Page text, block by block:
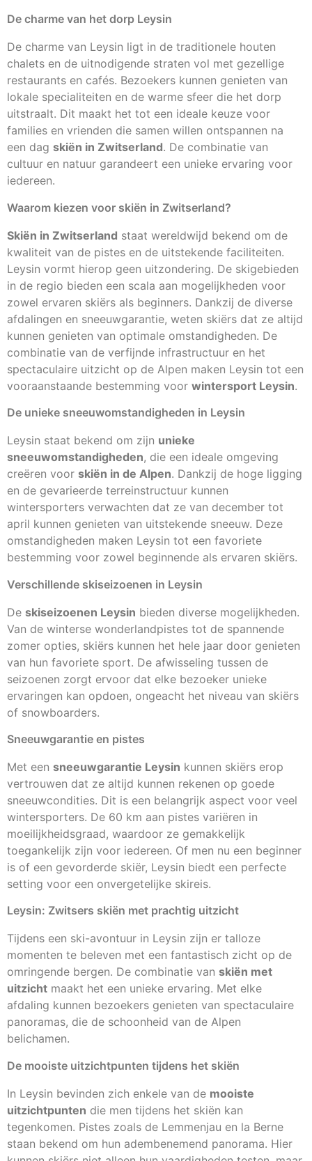
De charme van het dorp Leysin
De charme van Leysin ligt in de traditionele houten
chalets en de uitnodigende straten vol met gezellige
restaurants en cafés. Bezoekers kunnen genieten van
lokale specialiteiten en de warme sfeer die het dorp
uitstraalt. Dit maakt het tot een ideale keuze voor
families en vrienden die samen willen ontspannen na
een dag skiën in Zwitserland. De combinatie van
cultuur en natuur garandeert een unieke ervaring voor
iedereen.
Waarom kiezen voor skiën in Zwitserland?
Skiën in Zwitserland staat wereldwijd bekend om de
kwaliteit van de pistes en de uitstekende faciliteiten.
Leysin vormt hierop geen uitzondering. De skigebieden
in de regio bieden een scala aan mogelijkheden voor
zowel ervaren skiërs als beginners. Dankzij de diverse
afdalingen en sneeuwgarantie, weten skiërs dat ze altijd
kunnen genieten van optimale omstandigheden. De
combinatie van de verfijnde infrastructuur en het
spectaculaire uitzicht op de Alpen maken Leysin tot een
vooraanstaande bestemming voor wintersport Leysin.
De unieke sneeuwomstandigheden in Leysin
Leysin staat bekend om zijn unieke
sneeuwomstandigheden, die een ideale omgeving
creëren voor skiën in de Alpen. Dankzij de hoge ligging
en de gevarieerde terreinstructuur kunnen
wintersporters verwachten dat ze van december tot
april kunnen genieten van uitstekende sneeuw. Deze
omstandigheden maken Leysin tot een favoriete
bestemming voor zowel beginnende als ervaren skiërs.
Verschillende skiseizoenen in Leysin
De skiseizoenen Leysin bieden diverse mogelijkheden.
Van de winterse wonderlandpistes tot de spannende
zomer opties, skiërs kunnen het hele jaar door genieten
van hun favoriete sport. De afwisseling tussen de
seizoenen zorgt ervoor dat elke bezoeker unieke
ervaringen kan opdoen, ongeacht het niveau van skiërs
of snowboarders.
Sneeuwgarantie en pistes
Met een sneeuwgarantie Leysin kunnen skiërs erop
vertrouwen dat ze altijd kunnen rekenen op goede
sneeuwcondities. Dit is een belangrijk aspect voor veel
wintersporters. De 60 km aan pistes variëren in
moeilijkheidsgraad, waardoor ze gemakkelijk
toegankelijk zijn voor iedereen. Of men nu een beginner
is of een gevorderde skiër, Leysin biedt een perfecte
setting voor een onvergetelijke skireis.
Leysin: Zwitsers skiën met prachtig uitzicht
Tijdens een ski-avontuur in Leysin zijn er talloze
momenten te beleven met een fantastisch zicht op de
omringende bergen. De combinatie van skiën met
uitzicht maakt het een unieke ervaring. Met elke
afdaling kunnen bezoekers genieten van spectaculaire
panoramas, die de schoonheid van de Alpen
belichamen.
De mooiste uitzichtpunten tijdens het skiën
In Leysin bevinden zich enkele van de mooiste
uitzichtpunten die men tijdens het skiën kan
tegenkomen. Pistes zoals de Lemmenjau en la Berne
staan bekend om hun adembenemend panorama. Hier